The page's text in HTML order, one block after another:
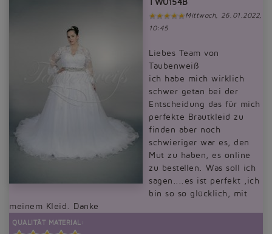
TW0154B
Mittwoch, 26.01.2022,
10:45
Liebes Team von
Taubenweiß
ich habe mich wirklich
schwer getan bei der
Entscheidung das für mich
perfekte Brautkleid zu
finden aber noch
schwieriger war es, den
Mut zu haben, es online
zu bestellen. Was soll ich
sagen....es ist perfekt ,ich
bin so so glücklich, mit
meinem Kleid. Danke
QUALITÄT MATERIAL: